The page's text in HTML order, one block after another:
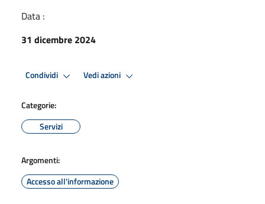
Data :
31 dicembre 2024
Condividi Vedi azioni
Categorie:
Servizi
Argomenti:
Accesso all'informazione